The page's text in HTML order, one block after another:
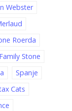
Webster
Roerda
Stone
Spanje
Cats